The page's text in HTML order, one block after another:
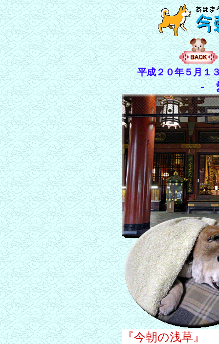
平成２０年５月１
-
『今朝の浅草』